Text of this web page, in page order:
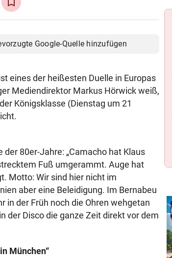
Google-Quelle hinzufügen
eines der heißesten Duelle in Europas
Mediendirektor Markus Hörwick weiß,
Königsklasse (Dienstag um 21
80er-Jahre: „Camacho hat Klaus
Fuß umgerammt. Auge hat
Motto: Wir sind hier nicht im
aber eine Beleidigung. Im Bernabeu
in der Früh noch die Ohren wehgetan
der Disco die ganze Zeit direkt vor dem
München“